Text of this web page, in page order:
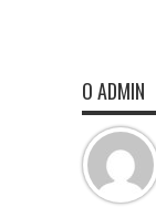
О ADMIN